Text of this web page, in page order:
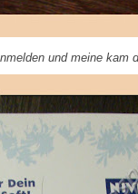
und meine kam